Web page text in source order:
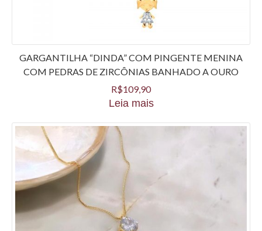
GARGANTILHA “DINDA” COM PINGENTE MENINA
COM PEDRAS DE ZIRCÔNIAS BANHADO A OURO
R$109,90
Leia mais